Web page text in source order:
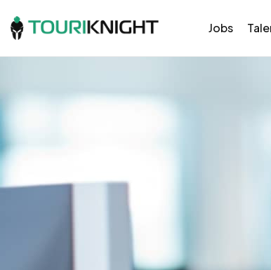
Jobs